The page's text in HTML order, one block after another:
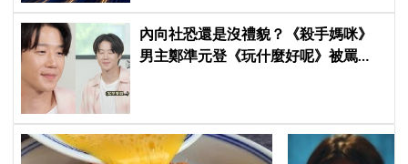
內向社恐還是沒禮貌？《殺手媽咪》
男主鄭準元登《玩什麼好呢》被罵